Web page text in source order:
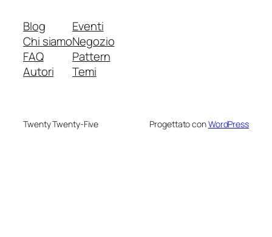
Blog
Chi siamo
FAQ
Autori
Eventi
Negozio
Pattern
Temi
Twenty Twenty-Five Progettato conWordPress